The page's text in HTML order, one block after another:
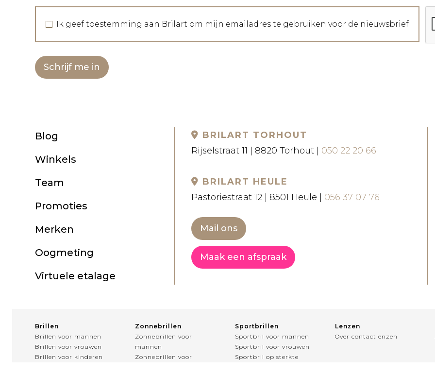
Ik geef toestemming aan Brilart om mijn emailadres te gebruiken voor de nieuwsbrief
Schrijf me in
Blog
Winkels
Team
Promoties
Merken
Oogmeting
Virtuele etalage
BRILART TORHOUT
Rijselstraat 11 | 8820 Torhout | 050 22 20 66
BRILART HEULE
Pastoriestraat 12 | 8501 Heule | 056 37 07 76
Mail ons
Maak een afspraak
Brillen
Brillen voor mannen
Brillen voor vrouwen
Brillen voor kinderen
Zonnebrillen
Zonnebrillen voor
mannen
Zonnebrillen voor
Sportbrillen
Sportbril voor mannen
Sportbril voor vrouwen
Sportbril op sterkte
Lenzen
Over contactlenzen